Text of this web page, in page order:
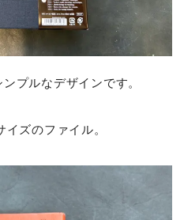
プルなデザインです。
ズのファイル。